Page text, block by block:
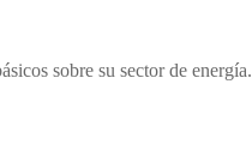
sobre su sector de energía.